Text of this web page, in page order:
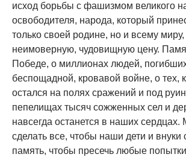
исход борьбы с фашизмом великого
освободителя, народа, который
только своей родине, но и всему миру,
неимоверную, чудовищную цену.
Победе, о миллионах людей,
беспощадной, кровавой войне, о тех,
остался на полях сражений и под
пепелищах тысяч сожженных сел и
навсегда останется в наших
сделать все, чтобы наши дети и внуки
память, чтобы пресечь любые попытки